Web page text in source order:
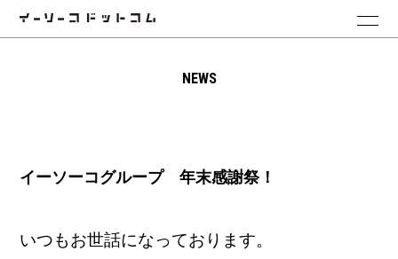
NEWS
イーソーコグループ 年末感謝祭！
いつもお世話になっております。